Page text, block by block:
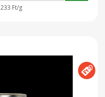
233 Ft/g